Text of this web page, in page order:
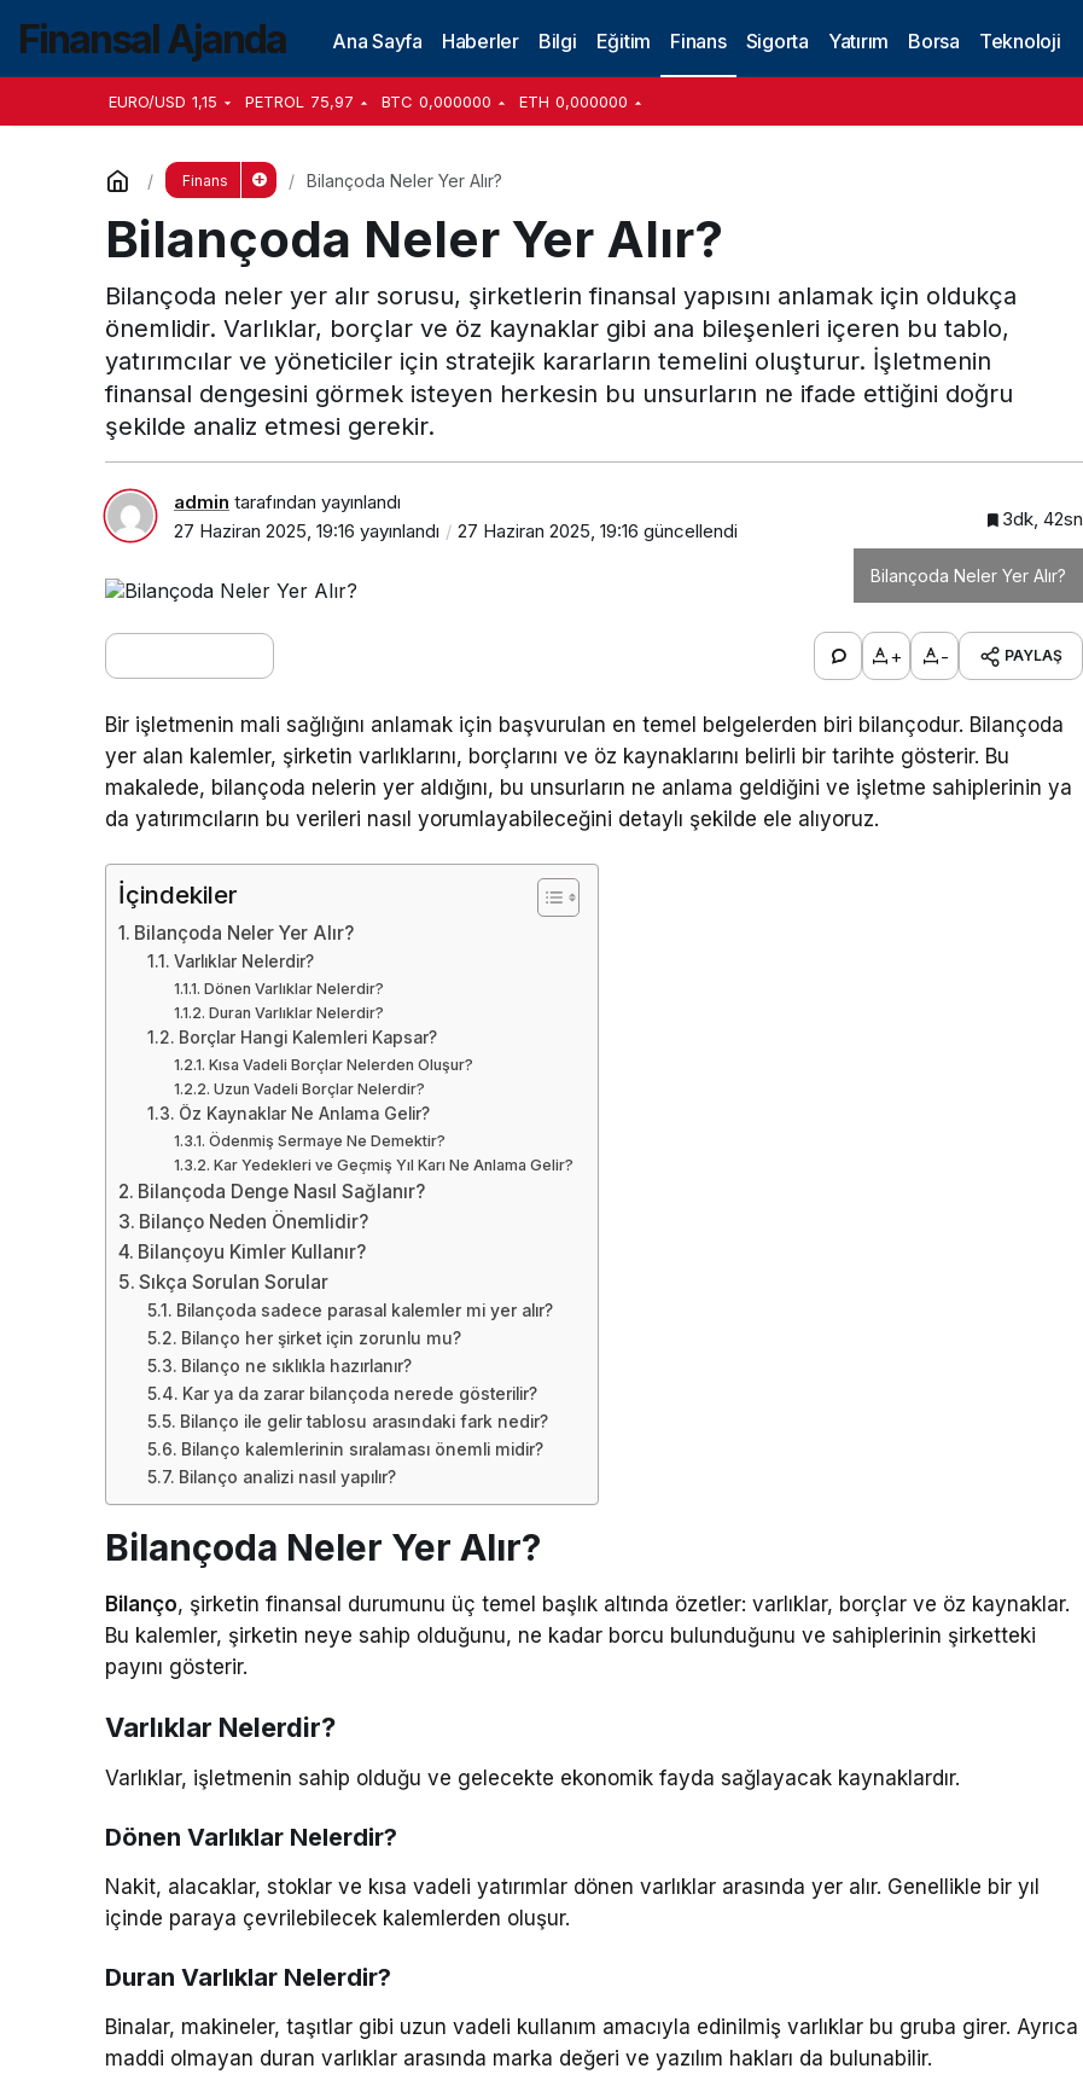
Finansal Ajanda Ana Sayfa Haberler Bilgi Eğitim Finans Sigorta Yatırım Borsa Teknoloji
EURO/USD 1,15 PETROL 75,97 BTC 0,000000 ETH 0,000000
Finans Bilançoda Neler Yer Alır?
Bilançoda Neler Yer Alır?
Bilançoda neler yer alır sorusu, şirketlerin finansal yapısını anlamak için oldukça
önemlidir. Varlıklar, borçlar ve öz kaynaklar gibi ana bileşenleri içeren bu tablo,
yatırımcılar ve yöneticiler için stratejik kararların temelini oluşturur. İşletmenin
finansal dengesini görmek isteyen herkesin bu unsurların ne ifade ettiğini doğru
şekilde analiz etmesi gerekir.
admin tarafından yayınlandı
27 Haziran 2025, 19:16 yayınlandı 27 Haziran 2025, 19:16 güncellendi 3dk, 42sn
Bilançoda Neler Yer Alır?
+ - PAYLAŞ
Bir işletmenin mali sağlığını anlamak için başvurulan en temel belgelerden biri bilançodur. Bilançoda
yer alan kalemler, şirketin varlıklarını, borçlarını ve öz kaynaklarını belirli bir tarihte gösterir. Bu
makalede, bilançoda nelerin yer aldığını, bu unsurların ne anlama geldiğini ve işletme sahiplerinin ya
da yatırımcıların bu verileri nasıl yorumlayabileceğini detaylı şekilde ele alıyoruz.
İçindekiler
Bilançoda Neler Yer Alır?
Varlıklar Nelerdir?
Dönen Varlıklar Nelerdir?
Duran Varlıklar Nelerdir?
Borçlar Hangi Kalemleri Kapsar?
Kısa Vadeli Borçlar Nelerden Oluşur?
Uzun Vadeli Borçlar Nelerdir?
Öz Kaynaklar Ne Anlama Gelir?
Ödenmiş Sermaye Ne Demektir?
Kar Yedekleri ve Geçmiş Yıl Karı Ne Anlama Gelir?
Bilançoda Denge Nasıl Sağlanır?
Bilanço Neden Önemlidir?
Bilançoyu Kimler Kullanır?
Sıkça Sorulan Sorular
Bilançoda sadece parasal kalemler mi yer alır?
Bilanço her şirket için zorunlu mu?
Bilanço ne sıklıkla hazırlanır?
Kar ya da zarar bilançoda nerede gösterilir?
Bilanço ile gelir tablosu arasındaki fark nedir?
Bilanço kalemlerinin sıralaması önemli midir?
Bilanço analizi nasıl yapılır?
Bilançoda Neler Yer Alır?
Bilanço, şirketin finansal durumunu üç temel başlık altında özetler: varlıklar, borçlar ve öz kaynaklar.
Bu kalemler, şirketin neye sahip olduğunu, ne kadar borcu bulunduğunu ve sahiplerinin şirketteki
payını gösterir.
Varlıklar Nelerdir?
Varlıklar, işletmenin sahip olduğu ve gelecekte ekonomik fayda sağlayacak kaynaklardır.
Dönen Varlıklar Nelerdir?
Nakit, alacaklar, stoklar ve kısa vadeli yatırımlar dönen varlıklar arasında yer alır. Genellikle bir yıl
içinde paraya çevrilebilecek kalemlerden oluşur.
Duran Varlıklar Nelerdir?
Binalar, makineler, taşıtlar gibi uzun vadeli kullanım amacıyla edinilmiş varlıklar bu gruba girer. Ayrıca
maddi olmayan duran varlıklar arasında marka değeri ve yazılım hakları da bulunabilir.